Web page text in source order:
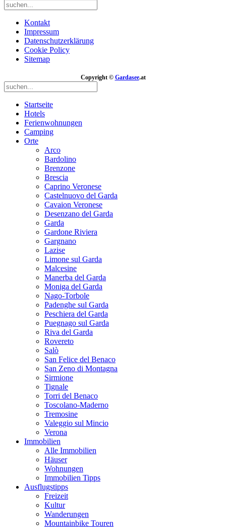
Kontakt
Impressum
Datenschutzerklärung
Cookie Policy
Sitemap
Copyright © Gardasee.at
Startseite
Hotels
Ferienwohnungen
Camping
Orte
Arco
Bardolino
Brenzone
Brescia
Caprino Veronese
Castelnuovo del Garda
Cavaion Veronese
Desenzano del Garda
Garda
Gardone Riviera
Gargnano
Lazise
Limone sul Garda
Malcesine
Manerba del Garda
Moniga del Garda
Nago-Torbole
Padenghe sul Garda
Peschiera del Garda
Puegnago sul Garda
Riva del Garda
Rovereto
Salò
San Felice del Benaco
San Zeno di Montagna
Sirmione
Tignale
Torri del Benaco
Toscolano-Maderno
Tremosine
Valeggio sul Mincio
Verona
Immobilien
Alle Immobilien
Häuser
Wohnungen
Immobilien Tipps
Ausflugstipps
Freizeit
Kultur
Wanderungen
Mountainbike Touren